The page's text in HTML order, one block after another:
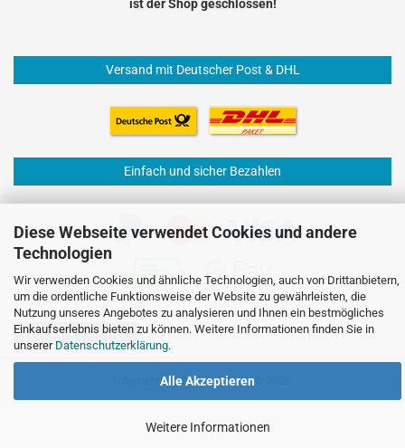
Diese Webseite verwendet Cookies und andere
Technologien
Wir verwenden Cookies und ähnliche Technologien, auch von Drittanbietern,
um die ordentliche Funktionsweise der Website zu gewährleisten, die
Nutzung unseres Angebotes zu analysieren und Ihnen ein bestmögliches
Einkaufserlebnis bieten zu können. Weitere Informationen finden Sie in
unserer Datenschutzerklärung.
Alle Akzeptieren
Weitere Informationen
ist der Shop geschlossen!
Versand mit Deutscher Post & DHL
Einfach und sicher Bezahlen
Vertrag widerrufen
Internetshopby Gambio.de © 2026